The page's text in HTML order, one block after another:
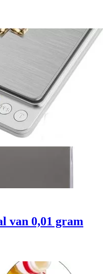
van 0,01 gram